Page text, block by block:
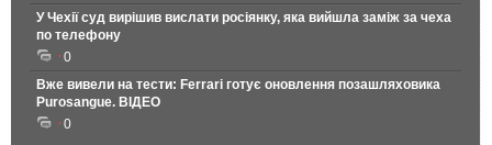
У Чехії суд вирішив вислати росіянку, яка вийшла заміж за чеха
по телефону
0
Вже вивели на тести: Ferrari готує оновлення позашляховика
Purosangue. ВІДЕО
0